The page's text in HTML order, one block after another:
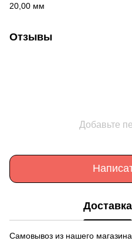
20,00 мм
Отзывы
Добавьте
Доставка
Самовывоз из нашего